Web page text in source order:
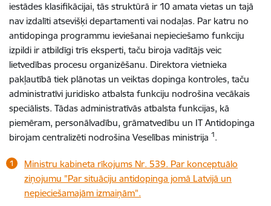
iestādes klasifikācijai, tās struktūrā ir 10 amata vietas un tajā
nav izdalīti atsevišķi departamenti vai nodaļas. Par katru no
antidopinga programmu ieviešanai nepieciešamo funkciju
izpildi ir atbildīgi trīs eksperti, taču biroja vadītājs veic
lietvedības procesu organizēšanu. Direktora vietnieka
pakļautībā tiek plānotas un veiktas dopinga kontroles, taču
administratīvi juridisko atbalsta funkciju nodrošina vecākais
speciālists. Tādas administratīvās atbalsta funkcijas, kā
piemēram, personālvadību, grāmatvedību un IT Antidopinga
birojam centralizēti nodrošina Veselības ministrija 1.
Ministru kabineta rīkojums Nr. 539. Par konceptuālo
ziņojumu "Par situāciju antidopinga jomā Latvijā un
nepieciešamajām izmaiņām".